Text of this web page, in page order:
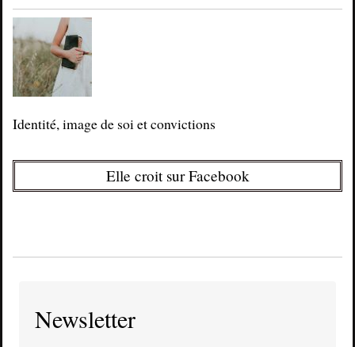
Identité, image de soi et convictions
Elle croit sur Facebook
Newsletter